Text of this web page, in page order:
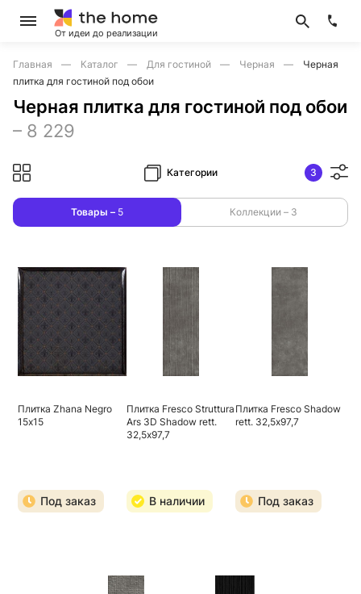
От идеи до реализации
Главная Каталог Для гостиной Черная
Черная
плитка для гостиной под обои
Черная плитка для гостиной под обои
– 8 229
Категории 3
Товары – 5 Коллекции – 3
Плитка Zhana Negro
15х15
Под заказ
Плитка Fresco Struttura
Ars 3D Shadow rett.
32,5х97,7
В наличии
Плитка Fresco Shadow
rett. 32,5х97,7
Под заказ